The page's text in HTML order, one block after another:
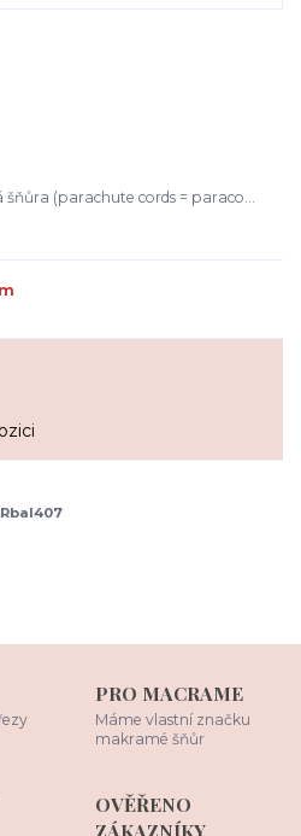
(parachute cords = paraco...
PRO MACRAME
Máme vlastní značku
makramé šňůr
OVĚŘENO
ZÁKAZNÍKY